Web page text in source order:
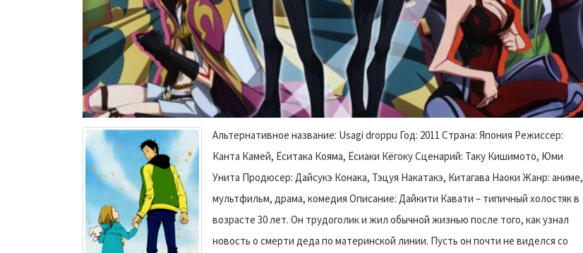
Альтернативное название: Usagi droppu Год: 2011 Страна: Япония Режиссер:
Канта Камей, Ёситака Кояма, Ёсиаки Кёгоку Сценарий: Таку Кишимото, Юми
Унита Продюсер: Дайсукэ Конака, Тэцуя Накатакэ, Китагава Наоки Жанр: аниме,
мультфильм, драма, комедия Описание: Дайкити Кавати – типичный холостяк в
возрасте 30 лет. Он трудоголик и жил обычной жизнью после того, как узнал
новость о смерти деда по материнской линии. Пусть он почти не виделся со